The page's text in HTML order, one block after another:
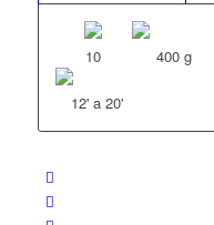
10 400 g
12' a 20'